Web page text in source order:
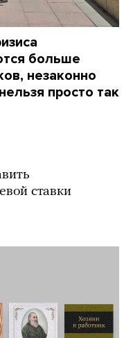
больше
незаконно
просто так
ставки